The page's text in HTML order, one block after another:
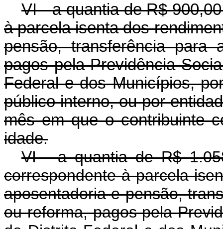
VI - a quantia de R$
à parcela isenta dos
pensão, transferência para
pagos pela Previdência
Federal e dos Municípios,
público interno, ou por
mês em que o contribuinte
idade.
VI - a quantia de R$
correspondente à parcela
aposentadoria e pensão,
ou reforma, pagos pela